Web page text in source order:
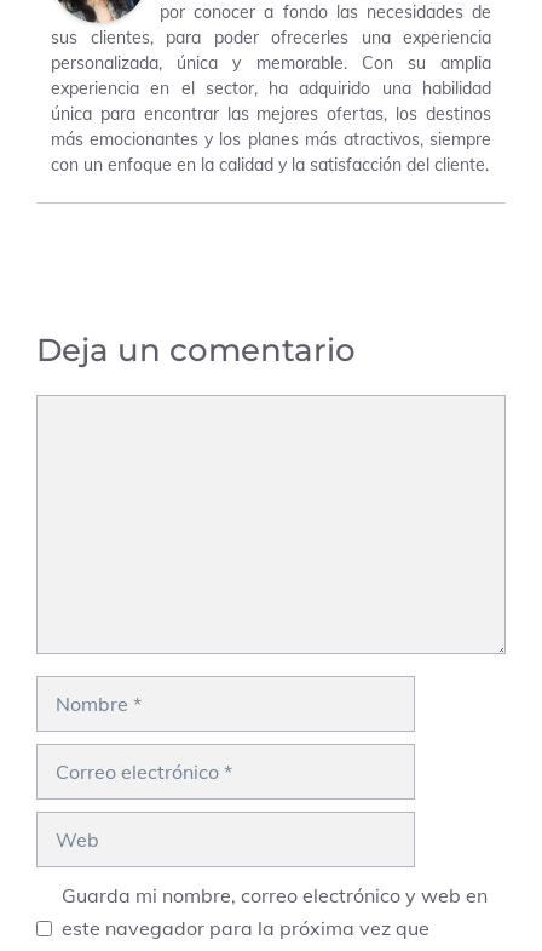
por conocer a fondo las necesidades de
sus clientes, para poder ofrecerles una experiencia
personalizada, única y memorable. Con su amplia
experiencia en el sector, ha adquirido una habilidad
única para encontrar las mejores ofertas, los destinos
más emocionantes y los planes más atractivos, siempre
con un enfoque en la calidad y la satisfacción del cliente.
Deja un comentario
Guarda mi nombre, correo electrónico y web en
este navegador para la próxima vez que